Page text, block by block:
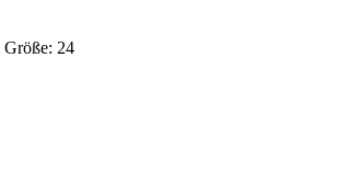
Größe: 24